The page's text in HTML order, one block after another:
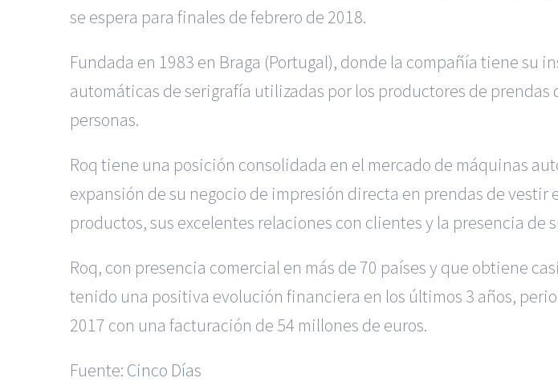
se espera para finales de febrero de 2018.
Fundada en 1983 en Braga (Portugal), donde la compañía tiene
automáticas de serigrafía utilizadas por los productores de
personas.
Roq tiene una posición consolidada en el mercado de máquinas
expansión de su negocio de impresión directa en prendas de vestir
productos, sus excelentes relaciones con clientes y la presencia de
Roq, con presencia comercial en más de 70 países y que obtiene
tenido una positiva evolución financiera en los últimos 3 años,
2017 con una facturación de 54 millones de euros.
Fuente: Cinco Días